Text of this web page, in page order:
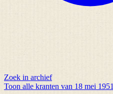
Zoek in archief
Toon alle kranten van 18 mei 1951